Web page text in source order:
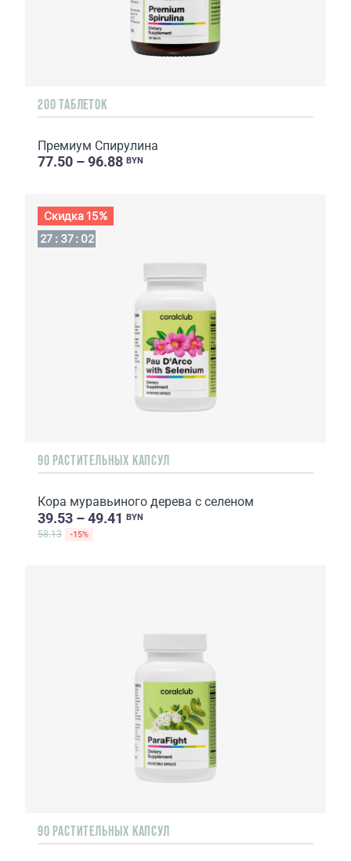
200 ТАБЛЕТОК
Премиум Спирулина
77.50 – 96.88 BYN
Скидка 15%
27 : 37 : 01
90 РАСТИТЕЛЬНЫХ КАПСУЛ
Кора муравьиного дерева с селеном
39.53 – 49.41 BYN
58.13 -15%
90 РАСТИТЕЛЬНЫХ КАПСУЛ